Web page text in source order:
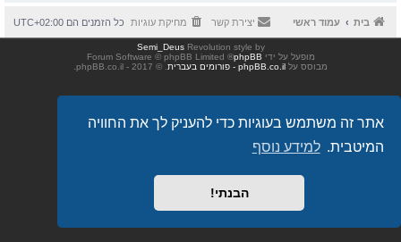
אתר זה משתמש בעוגיות כדי להעניק לך את החוויה
המיטבית. למידע נוסף
הבנתי!
בית עמוד ראשי כל הזמנים הם UTC+02:00 מחיקת עוגיות יצירת קשר
Revolution style by
Semi_Deus
מופעל על ידי phpBB
® Forum Software © phpBB Limited
מבוסס על phpBB.co.il - פורומים בעברית . © 2017 - phpBB.co.il.